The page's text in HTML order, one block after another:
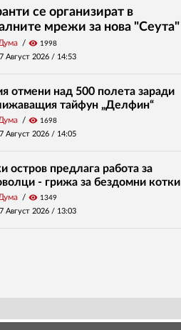
се организират в
мрежи за нова "Сеута"
visibility 1998
Август 2026 / 14:53
отмени над 500 полета заради
тайфун „Делфин“
visibility 1698
Август 2026 / 14:05
остров предлага работа за
- грижа за бездомни котки
visibility 1349
Август 2026 / 13:03